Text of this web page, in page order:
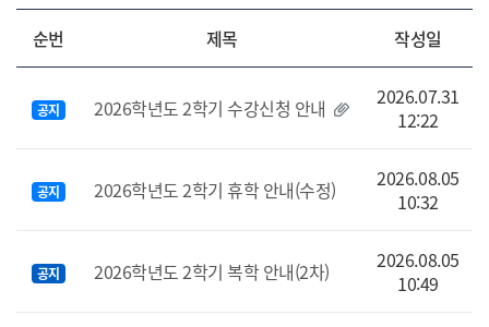
순번 제목 작성일
공지 2026학년도 2학기 수강신청 안내
2026.07.31
12:22
공지 2026학년도 2학기 휴학 안내(수정)
2026.08.05
10:32
공지 2026학년도 2학기 복학 안내(2차)
2026.08.05
10:49